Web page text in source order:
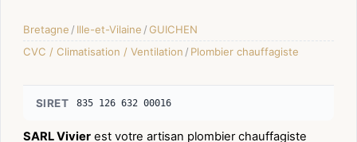
Bretagne / Ille-et-Vilaine /GUICHEN
CVC / Climatisation / Ventilation / Plombier chauffagiste
SIRET 835 126 632 00016
SARL Vivier est votre artisan plombier chauffagiste